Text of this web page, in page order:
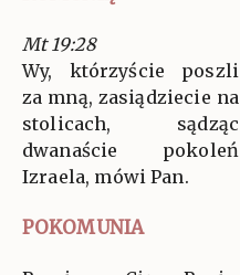
Mt 19:28
Wy, którzyście poszli
za mną, zasiądziecie na
stolicach, sądząc
dwanaście pokoleń
Izraela, mówi Pan.
POKOMUNIA